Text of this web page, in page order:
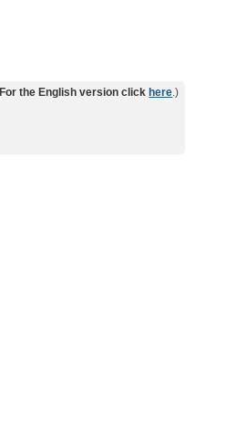
For the English version click here.)